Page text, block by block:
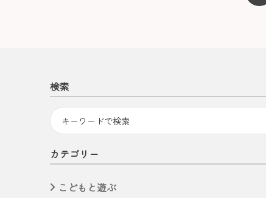
検索
カテゴリー
こどもと遊ぶ